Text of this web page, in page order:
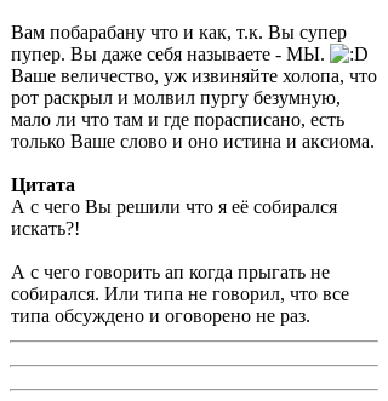
Вам побарабану что и как, т.к. Вы супер
пупер. Вы даже себя называете - МЫ.
Ваше величество, уж извиняйте холопа, что
рот раскрыл и молвил пургу безумную,
мало ли что там и где порасписано, есть
только Ваше слово и оно истина и аксиома.
Цитата
А с чего Вы решили что я её собирался
искать?!
А с чего говорить ап когда прыгать не
собирался. Или типа не говорил, что все
типа обсуждено и оговорено не раз.